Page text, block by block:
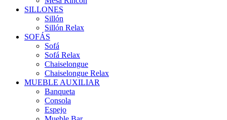
SILLONES
Sillón
Sillón Relax
SOFÁS
Sofá
Sofá Relax
Chaiselongue
Chaiselongue Relax
MUEBLE AUXILIAR
Banqueta
Consola
Espejo